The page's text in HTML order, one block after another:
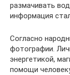
размачивать
информация
Согласно
фотографии.
энергетикой,
помощи